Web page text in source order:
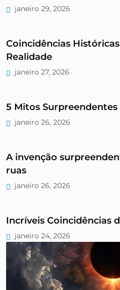
janeiro 29, 2026
Coincidências
Realidade
janeiro 27, 2026
5 Mitos
janeiro 26, 2026
A invenção
ruas
janeiro 26, 2026
Incríveis Coincidências
janeiro 24, 2026